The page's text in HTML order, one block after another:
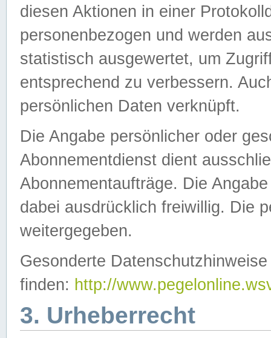
diesen Aktionen in einer
personenbezogen und werden
statistisch ausgewertet, um
entsprechend zu verbessern.
persönlichen Daten verknüpft.
Die Angabe persönlicher oder
Abonnementdienst dient
Abonnementaufträge. Die
dabei ausdrücklich freiwillig. Die
weitergegeben.
Gesonderte
finden: http://
3. Urheberrecht